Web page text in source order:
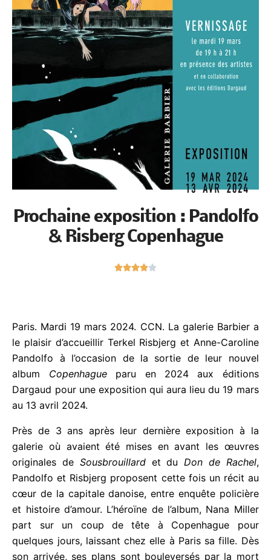
Prochaine exposition :
Pandolfo & Risberg
Copenhague
4
s
u
r
Paris. Mardi 19 mars 2024. CCN. La galerie Barbier
a le plaisir d’accueillir Terkel Risbjerg et Anne-
Caroline Pandolfo à l’occasion de la sortie de leur
nouvel album
Copenhague
paru en 2024 aux
éditions Dargaud pour une exposition qui aura lieu
Près de 3 ans après leur dernière exposition à la
galerie où avaient été mises en avant les œuvres
originales deSousbrouillard et duDon de Rachel
Pandolfo et Risbjerg proposent cette fois un récit
au cœur de la capitale danoise, entre enquête
policière et histoire d’amour. L’héroïne de l’album,
Nana Miller part sur un coup de tête à Copenhague
pour quelques jours, laissant chez elle à Paris sa